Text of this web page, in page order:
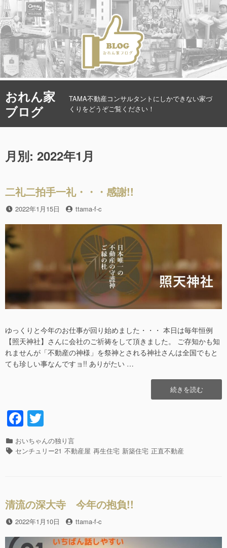
ン
テ
ツ
キ
プ
おれん家
ブログ
TAMA不動産コンサルタントにしかできない家づ
くりをどうぞご覧ください！
月別: 2022年1月
二礼二拍手一礼・・・感謝!!
投
2022年1月15日
投
ttama-f-c
ゆっくりと今年のお仕事が回り始めました・・・ 本日は毎年恒例
【照天神社】さんに会社のご祈祷をして頂きました。 ご存知かも知
れませんが「不動産の神様」を祭神とされる神社さんは全国でもと
ても珍しい事なんですョ!! ありがたい …
“二
礼
礼・・・
続きを読む
F
a
c
o
o
k
wi
tt
カ
テ
おいちゃんの独り言
タ センチュリー21 不動産屋 再生住宅 新築住宅 正直不動産
清流の深大寺 今年の抱負!!
投
日
2022年1月10日
投
者
ttama-f-c